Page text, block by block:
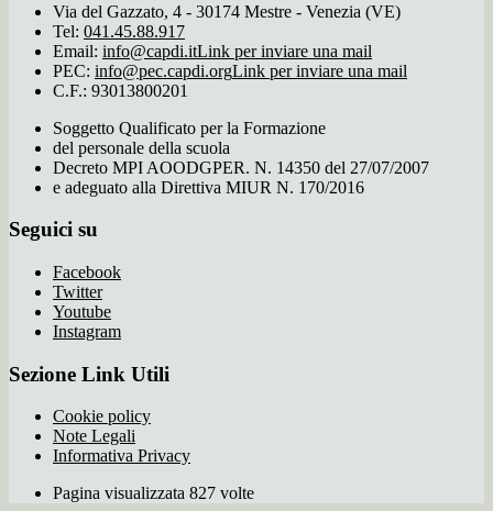
Via del Gazzato, 4 - 30174 Mestre - Venezia (VE)
Tel: 041.45.88.917
Email: info@capdi.itLink per inviare una mail
PEC: info@pec.capdi.orgLink per inviare una mail
C.F.: 93013800201
Soggetto Qualificato per la Formazione
del personale della scuola
Decreto MPI AOODGPER. N. 14350 del 27/07/2007
e adeguato alla Direttiva MIUR N. 170/2016
Seguici su
Facebook
Twitter
Youtube
Instagram
Sezione Link Utili
Cookie policy
Note Legali
Informativa Privacy
Pagina visualizzata 827 volte